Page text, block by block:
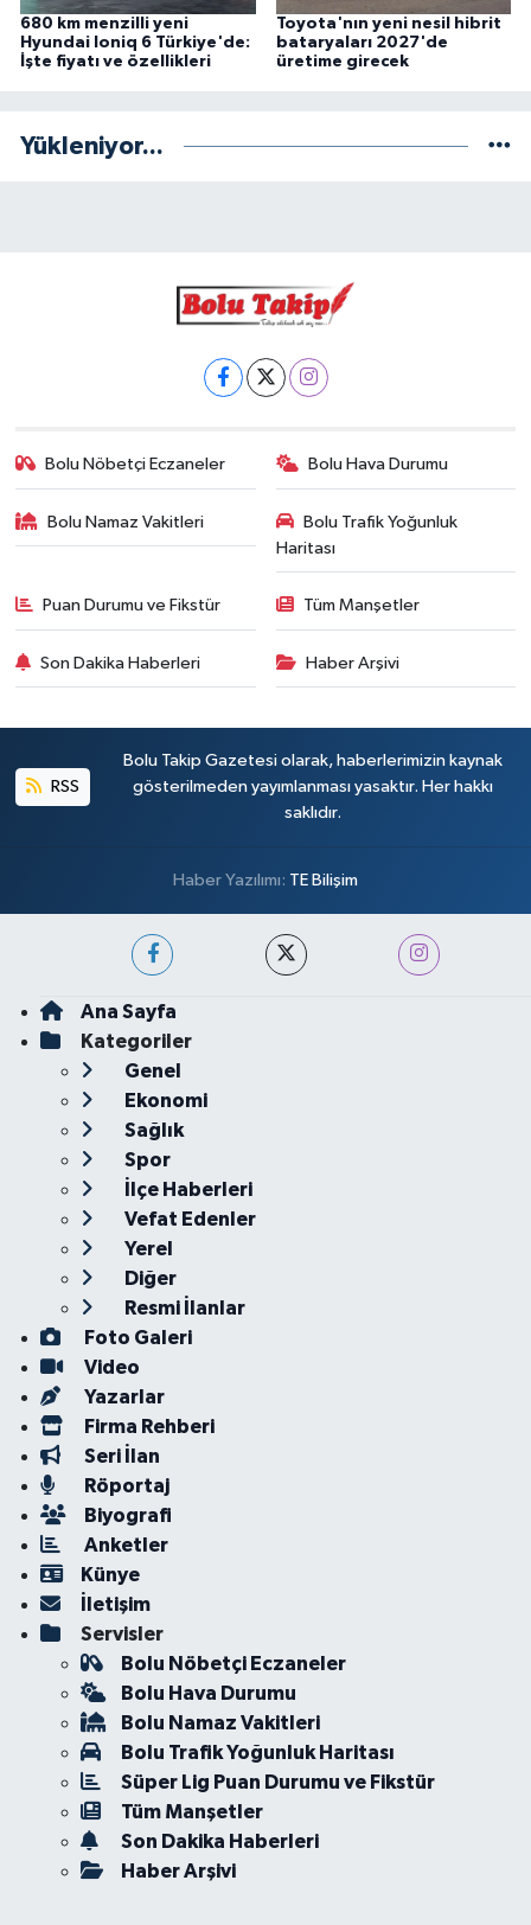
680 km menzilli yeni
Hyundai Ioniq 6 Türkiye'de:
İşte fiyatı ve özellikleri
Toyota'nın yeni nesil hibrit
bataryaları 2027'de
üretime girecek
Yükleniyor...
Bolu Nöbetçi Eczaneler Bolu Hava Durumu
Bolu Namaz Vakitleri
Bolu Trafik Yoğunluk
Haritası
Puan Durumu ve Fikstür Tüm Manşetler
Son Dakika Haberleri Haber Arşivi
RSS
Bolu Takip Gazetesi olarak, haberlerimizin kaynak
gösterilmeden yayımlanması yasaktır. Her hakkı
saklıdır.
Haber Yazılımı: TE Bilişim
Ana Sayfa
Kategoriler
Genel
Ekonomi
Sağlık
Spor
İlçe Haberleri
Vefat Edenler
Yerel
Diğer
Resmi İlanlar
Foto Galeri
Video
Yazarlar
Firma Rehberi
Seri İlan
Röportaj
Biyografi
Anketler
Künye
İletişim
Servisler
Bolu Nöbetçi Eczaneler
Bolu Hava Durumu
Bolu Namaz Vakitleri
Bolu Trafik Yoğunluk Haritası
Süper Lig Puan Durumu ve Fikstür
Tüm Manşetler
Son Dakika Haberleri
Haber Arşivi